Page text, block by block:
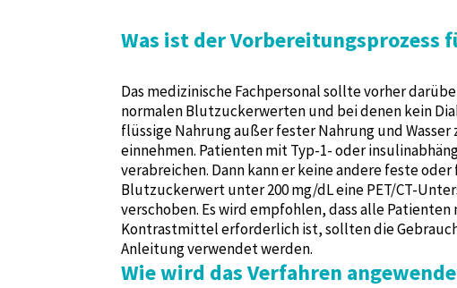
Was ist der Vorbereitungsprozess
Das medizinische Fachpersonal sollte vorher
normalen Blutzuckerwerten und bei denen kein
flüssige Nahrung außer fester Nahrung und
einnehmen. Patienten mit Typ-1- oder
verabreichen. Dann kann er keine andere feste
Blutzuckerwert unter 200 mg/dL eine PET/CT-
verschoben. Es wird empfohlen, dass alle
Kontrastmittel erforderlich ist, sollten die
Anleitung verwendet werden.
Wie wird das Verfahren